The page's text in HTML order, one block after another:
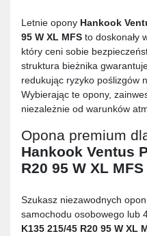
Letnie opony Hankook
95 W XL MFS to doskonały
który ceni sobie
struktura bieżnika
redukując ryzyko poślizgów
Wybierając te opony,
niezależnie od warunków
Opona premium
Hankook Ventus
R20 95 W XL MFS
Szukasz niezawodnych
samochodu osobowego lub
K135 215/45 R20 95 W XL